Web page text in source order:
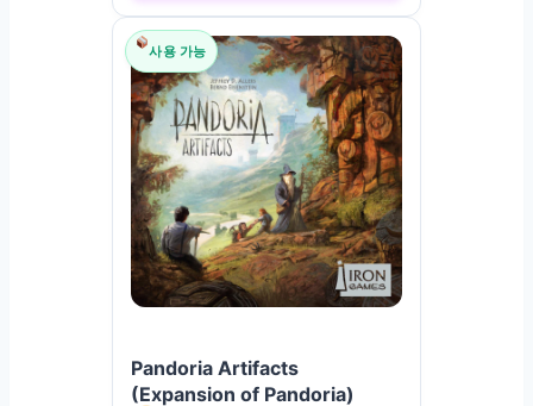
사용 가능
Pandoria Artifacts
(Expansion of Pandoria)